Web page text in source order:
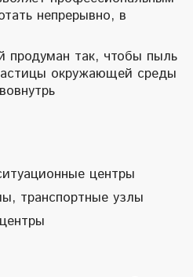
непрерывно, в
продуман так, чтобы пыль
окружающей среды
центры
транспортные узлы